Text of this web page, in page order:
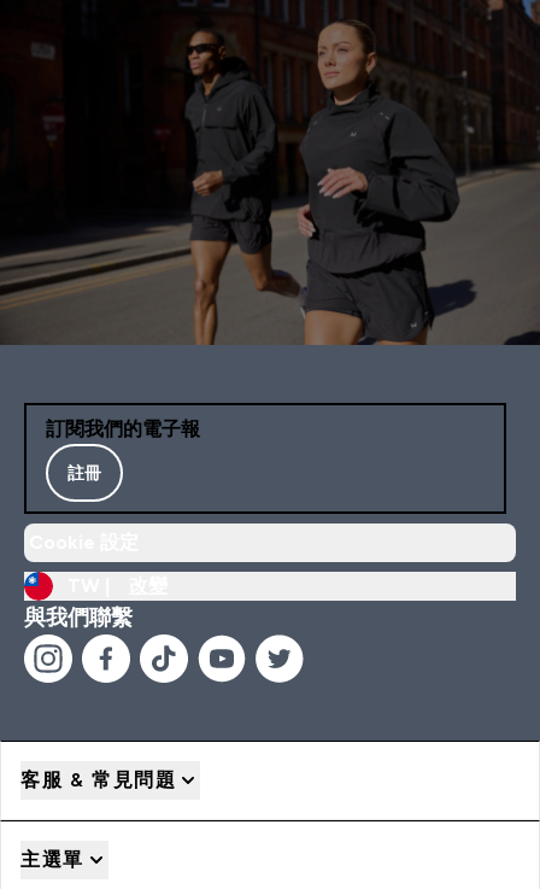
訂閱我們的電子報
註冊
與我們聯繫
客服 & 常見問題
主選單